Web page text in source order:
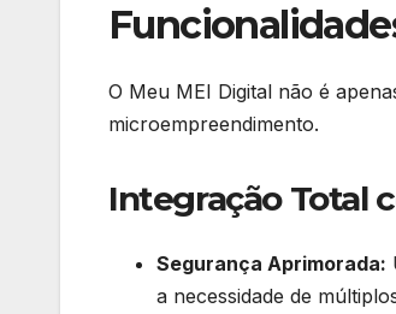
O Meu MEI Digital não é
microempreendimento.
Integração Total
Segurança Aprimorada:
a necessidade de